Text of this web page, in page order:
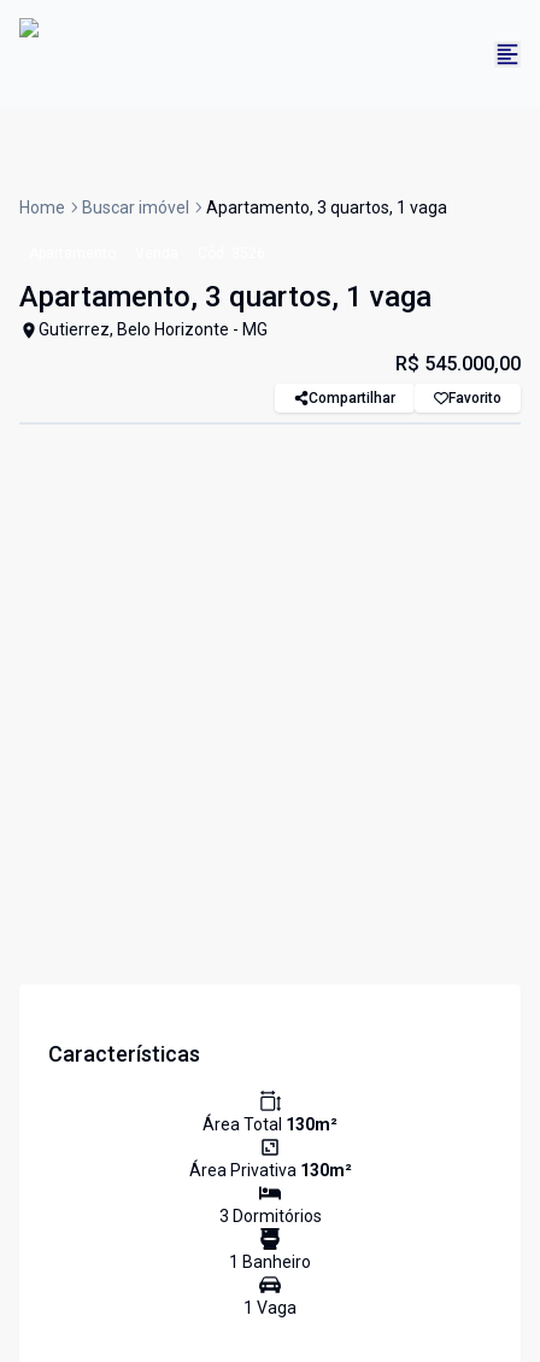
Home Buscar imóvel Apartamento, 3 quartos, 1 vaga
Apartamento, 3 quartos, 1 vaga
Gutierrez, Belo Horizonte - MG
R$ 545.000,00
Compartilhar Favorito
Características
Área Total 130m²
Área Privativa 130m²
3 Dormitórios
1 Banheiro
1 Vaga